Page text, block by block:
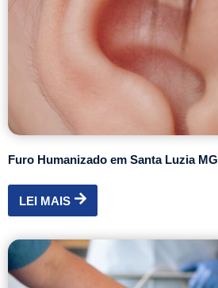
Furo Humanizado em Santa Luzia MG
LEI MAIS